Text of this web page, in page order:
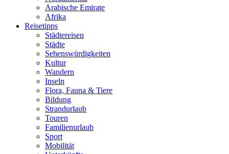
Arabische Emirate
Afrika
Reisetipps
Städtereisen
Städte
Sehenswürdigkeiten
Kultur
Wandern
Inseln
Flora, Fauna & Tiere
Bildung
Strandurlaub
Touren
Familienurlaub
Sport
Mobilität